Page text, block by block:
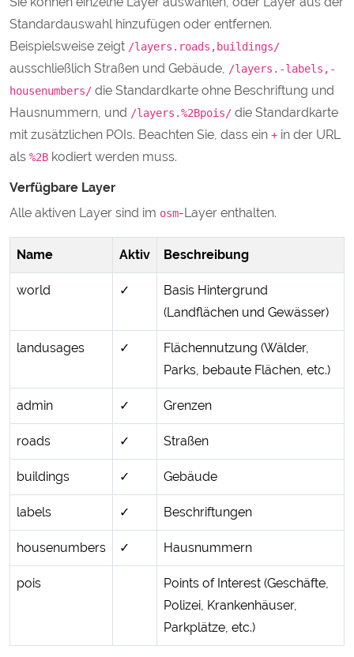
Standardauswahl hinzufügen oder entfernen.
Beispielsweise zeigt /layers.roads,buildings/
ausschließlich Straßen und Gebäude, /layers.-labels,-
housenumbers/ die Standardkarte ohne Beschriftung und
Hausnummern, und /layers.%2Bpois/ die Standardkarte
mit zusätzlichen POIs. Beachten Sie, dass ein + in der URL
als %2B kodiert werden muss.
Verfügbare Layer
Alle aktiven Layer sind im osm-Layer enthalten.
Name Aktiv Beschreibung
world ✓
Basis Hintergrund
(Landflächen und Gewässer)
landusages ✓
Flächennutzung (Wälder,
Parks, bebaute Flächen, etc.)
admin ✓ Grenzen
roads ✓ Straßen
buildings ✓ Gebäude
labels ✓ Beschriftungen
housenumbers ✓ Hausnummern
pois
Points of Interest (Geschäfte,
Polizei, Krankenhäuser,
Parkplätze, etc.)